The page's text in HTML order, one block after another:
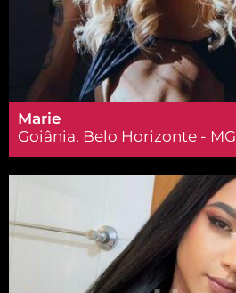
Marie
Goiânia, Belo Horizonte - MG